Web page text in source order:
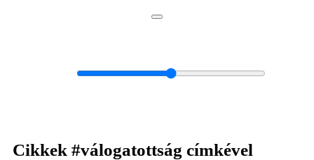
Cikkek #válogatottság címkével